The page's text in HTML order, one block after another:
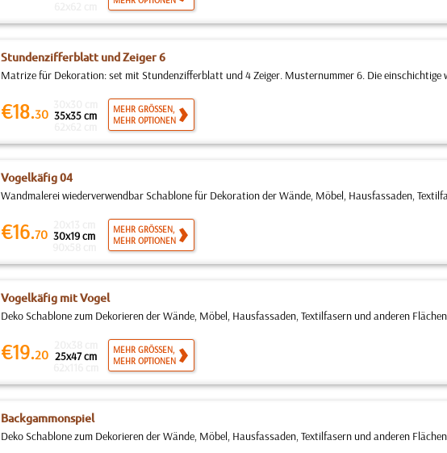
Stundenzifferblatt und Zeiger 6
Matrize für Dekoration: set mit Stundenzifferblatt und 4 Zeiger. Musternummer 6. Die einschichtige
€18.30 35x35 cm
MEHR GRÖSSEN,
MEHR OPTIONEN
Vogelkäfig 04
Wandmalerei wiederverwendbar Schablone für Dekoration der Wände, Möbel, Hausfassaden,
€16.70 30x19 cm
MEHR GRÖSSEN,
MEHR OPTIONEN
Vogelkäfig mit Vogel
Deko Schablone zum Dekorieren der Wände, Möbel, Hausfassaden, Textilfasern und anderen
€19.20 25x47 cm
MEHR GRÖSSEN,
MEHR OPTIONEN
Backgammonspiel
Deko Schablone zum Dekorieren der Wände, Möbel, Hausfassaden, Textilfasern und anderen